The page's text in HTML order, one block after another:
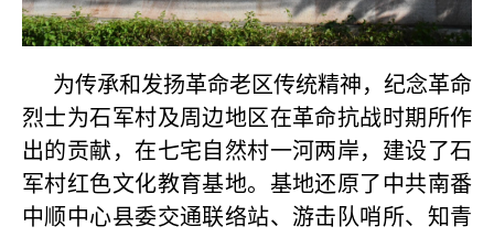
为传承和发扬革命老区传统精神，纪念革命
烈士为石军村及周边地区在革命抗战时期所作
出的贡献，在七宅自然村一河两岸，建设了石
军村红色文化教育基地。基地还原了中共南番
中顺中心县委交通联络站、游击队哨所、知青